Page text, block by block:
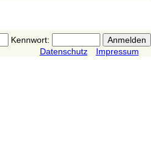
Kennwort:
Datenschutz
Impressum